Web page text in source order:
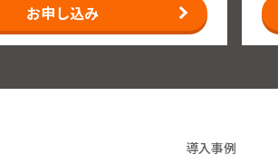
お申し込み
導入事例